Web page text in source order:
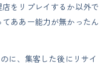
をリプレイするか以外で
ああー能力が無かったん
に、集客した後にリサイ